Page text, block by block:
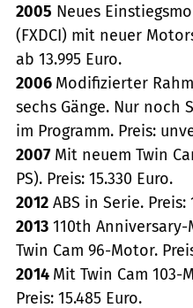
2005 Neues
(FXDCI) mit neuer
ab 13.995 Euro.
2006 Modifizierter
sechs Gänge. Nur noch
im Programm. Preis:
2007Mit neuem Twin
PS). Preis: 15.330 Euro.
2012 ABS in Serie. Preis:
2013 110th
Twin Cam 96-Motor.
2014 Mit Twin Cam 103-
Preis: 15.485 Euro.